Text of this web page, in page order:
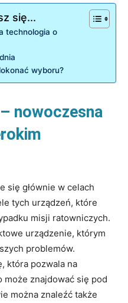
się...
technologia o
wyboru?
nowoczesna
się głównie w celach
tych urządzeń, które
misji ratowniczych.
urządzenie, którym
problemów.
która pozwala na
może znajdować się pod
można znaleźć także